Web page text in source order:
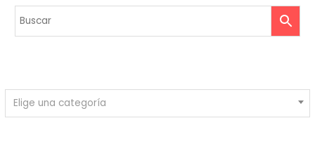
Elige una categoría